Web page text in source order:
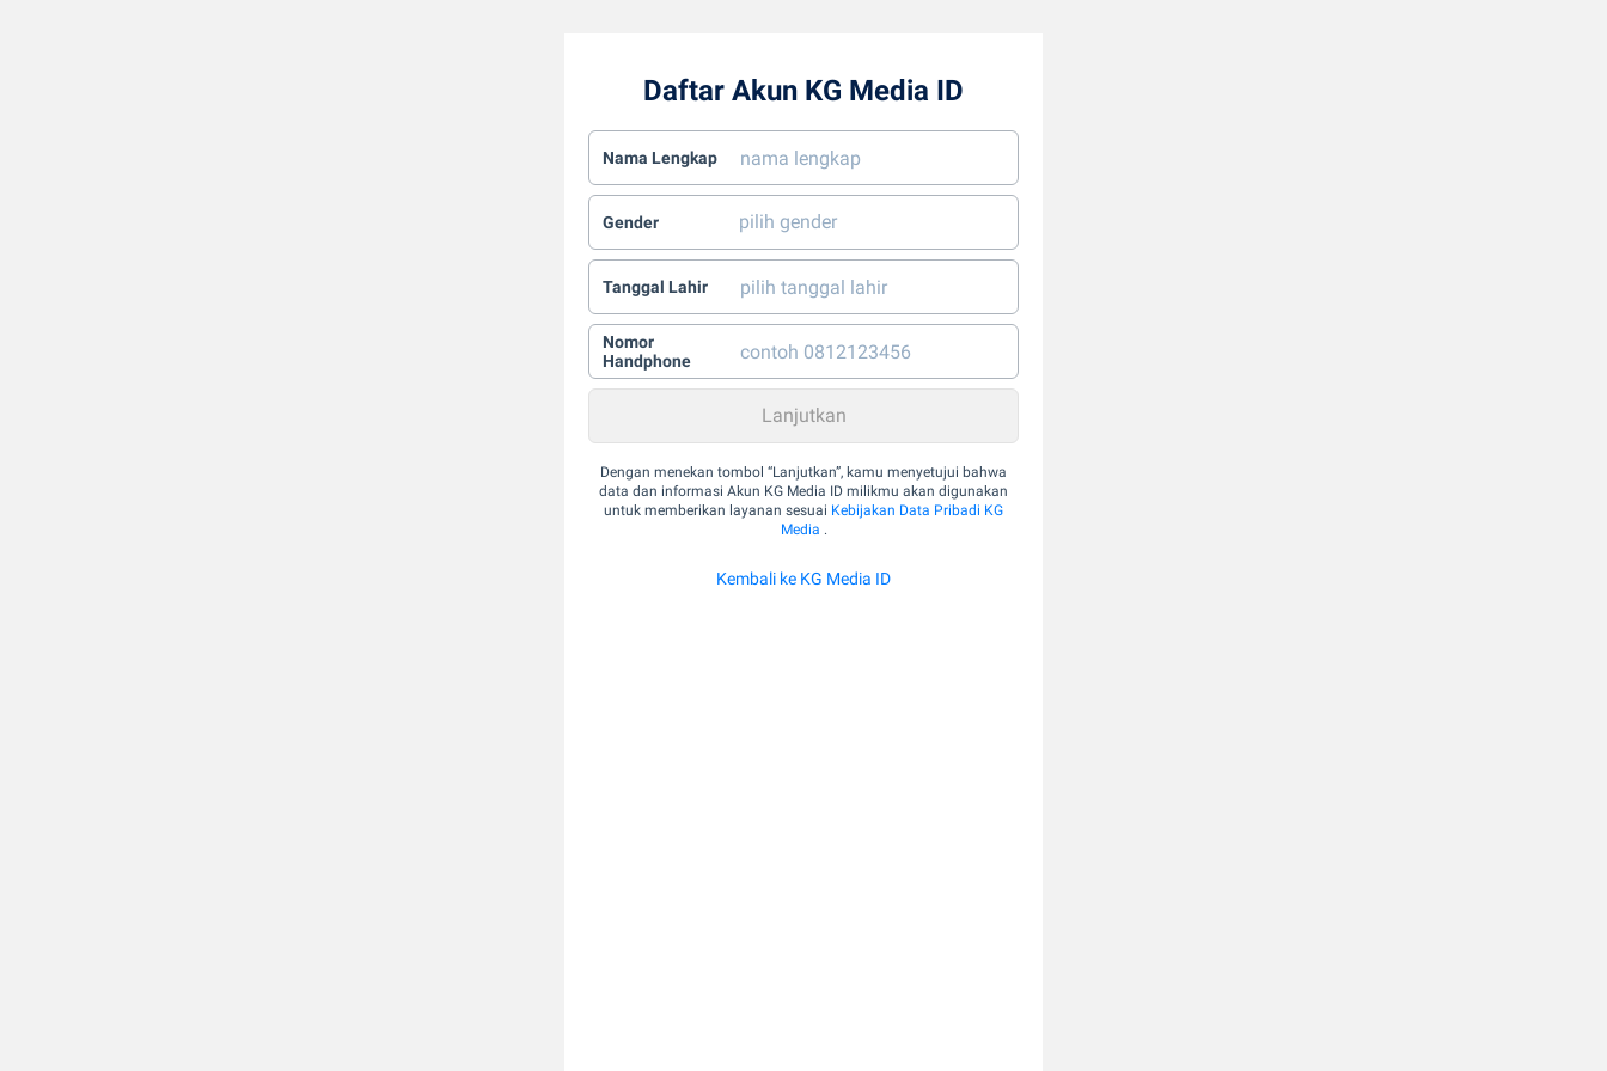
Daftar Akun KG Media ID
Nama Lengkap
Gender
Tanggal Lahir
Nomor
Handphone
Dengan menekan tombol “Lanjutkan”, kamu menyetujui bahwa
data dan informasi Akun KG Media ID milikmu akan digunakan
untuk memberikan layanan sesuai Kebijakan Data Pribadi KG
Media .
Kembali ke KG Media ID